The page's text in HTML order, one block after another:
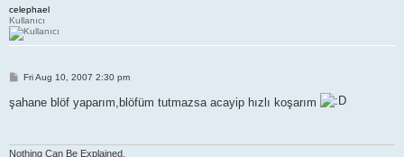
celephael
Kullanıcı
P
s
t
Fri Aug 10, 2007 2:30 pm
şahane blöf yaparım,blöfüm tutmazsa acayip hızlı koşarım
Nothing Can Be Explained.